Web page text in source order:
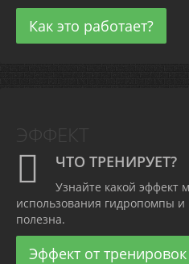
Как это работает?
ЭФФЕКТ
ЧТО ТРЕНИРУЕТ?
Узнайте какой эффект
использования гидропомпы
полезна.
Эффект от тренировок